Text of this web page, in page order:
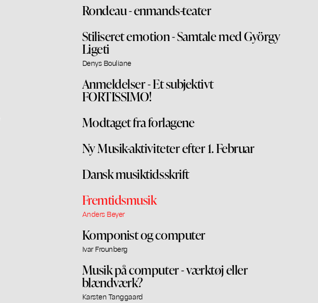
Rondeau - enmands-teater
Stiliseret emotion - Samtale med György
Ligeti
Denys Bouliane
Anmeldelser - Et subjektivt
FORTISSIMO!
Modtaget fra forlagene
Ny Musik-aktiviteter efter 1. Februar
Dansk musiktidsskrift
Fremtidsmusik
Anders Beyer
Komponist og computer
Ivar Frounberg
Musik på computer - værktøj eller
blændværk?
Karsten Tanggaard